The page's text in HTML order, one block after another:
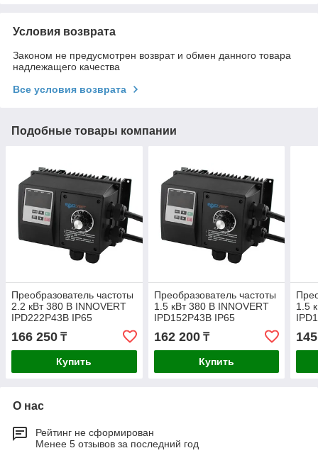
Условия возврата
Законом не предусмотрен возврат и обмен данного товара
надлежащего качества
Все условия возврата
Подобные товары компании
Преобразователь частоты
2.2 кВт 380 В INNOVERT
IPD222P43B IP65
166 250 ₸
Купить
Преобразователь частоты
1.5 кВт 380 В INNOVERT
IPD152P43B IP65
162 200₸
Купить
1.5
О нас
Рейтинг не сформирован
Менее 5 отзывов за последний год